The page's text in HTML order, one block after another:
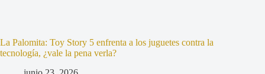
La Palomita: Toy Story 5 enfrenta a los juguetes contra la
tecnología, ¿vale la pena verla?